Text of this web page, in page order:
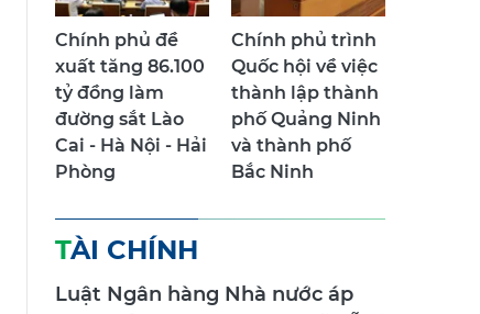
Chính phủ đề
xuất tăng 86.100
tỷ đồng làm
đường sắt Lào
Cai - Hà Nội - Hải
Phòng
Chính phủ trình
Quốc hội về việc
thành lập thành
phố Quảng Ninh
và thành phố
Bắc Ninh
TÀI CHÍNH
Luật Ngân hàng Nhà nước áp